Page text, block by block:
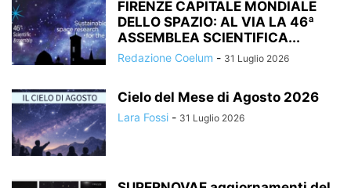
FIRENZE CAPITALE MONDIALE
DELLO SPAZIO: AL VIA LA 46ª
ASSEMBLEA SCIENTIFICA...
Redazione Coelum - 31 Luglio 2026
Cielo del Mese di Agosto 2026
Lara Fossi - 31 Luglio 2026